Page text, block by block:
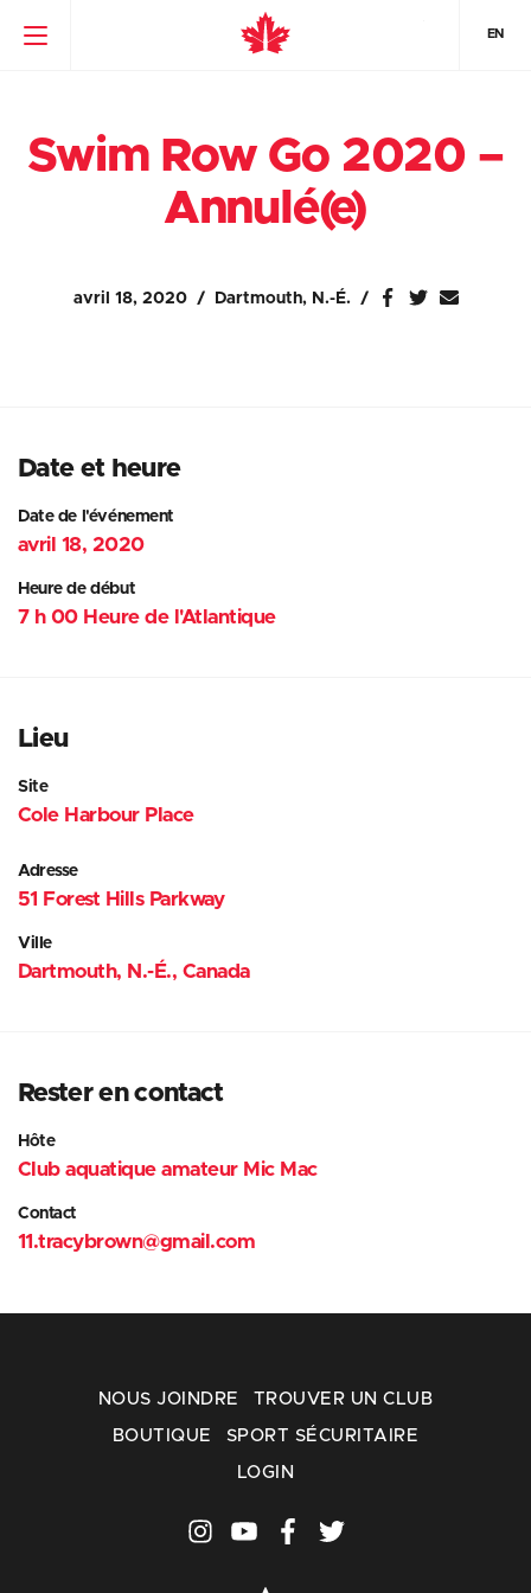
EN
Swim Row Go 2020 –
Annulé(e)
avril 18, 2020 Dartmouth, N.-É.
Date et heure
Date de l'événement
avril 18, 2020
Heure de début
7 h 00 Heure de l'Atlantique
Lieu
Site
Cole Harbour Place
Adresse
51 Forest Hills Parkway
Ville
Dartmouth, N.-É., Canada
Rester en contact
Hôte
Club aquatique amateur Mic Mac
Contact
11.tracybrown@gmail.com
NOUS JOINDRE TROUVER UN CLUB
BOUTIQUE SPORT SÉCURITAIRE
LOGIN